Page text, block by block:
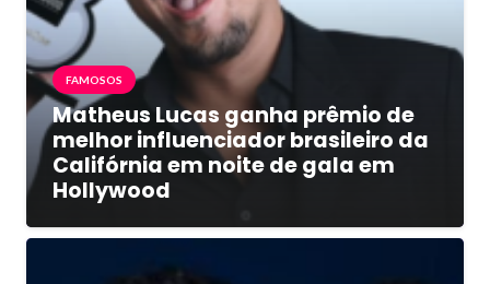
FAMOSOS
Matheus Lucas ganha prêmio de
melhor influenciador brasileiro da
Califórnia em noite de gala em
Hollywood